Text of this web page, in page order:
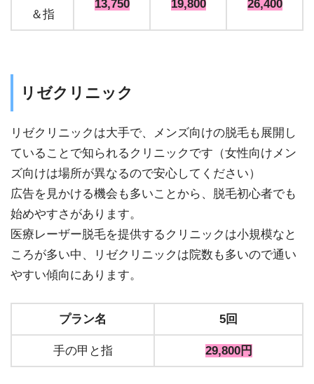
＆指
13,750 19,800 26,400
リゼクリニック
リゼクリニックは大手で、メンズ向けの脱毛も展開し
ていることで知られるクリニックです（女性向けメン
ズ向けは場所が異なるので安心してください）
広告を見かける機会も多いことから、脱毛初心者でも
始めやすさがあります。
医療レーザー脱毛を提供するクリニックは小規模なと
ころが多い中、リゼクリニックは院数も多いので通い
やすい傾向にあります。
プラン名 5回
手の甲と指 29,800円